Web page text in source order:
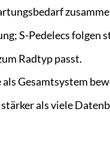
S-Pedelecs folgen
Radtyp passt.
Gesamtsystem
als viele